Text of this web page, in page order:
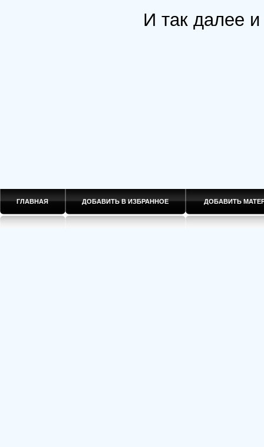
И так далее
ГЛАВНАЯ ДОБАВИТЬ В ИЗБРАННОЕ ДОБАВИТЬ